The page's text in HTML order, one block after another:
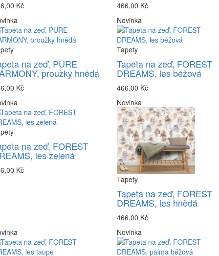
Kč
466,00 Kč
na zeď, PURE
proužky hnědá
Kč
Novinka
Tapety
Tapeta na zeď, FOREST
DREAMS, les béžová
466,00 Kč
na zeď, FOREST
les zelená
Kč
Novinka
Tapety
Tapeta na zeď, FOREST
DREAMS, les hnědá
466,00 Kč
Novinka